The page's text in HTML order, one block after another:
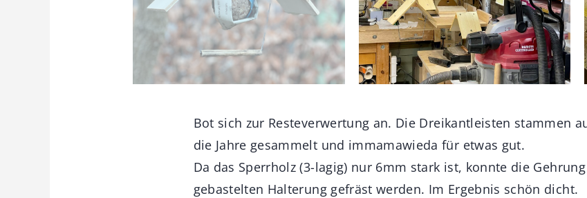
Bot sich zur Resteverwertung an. Die Dreikantleisten stammen
die Jahre gesammelt und immamawieda für etwas gut.
Da das Sperrholz (3-lagig) nur 6mm stark ist, konnte die
gebastelten Halterung gefräst werden. Im Ergebnis schön dicht.